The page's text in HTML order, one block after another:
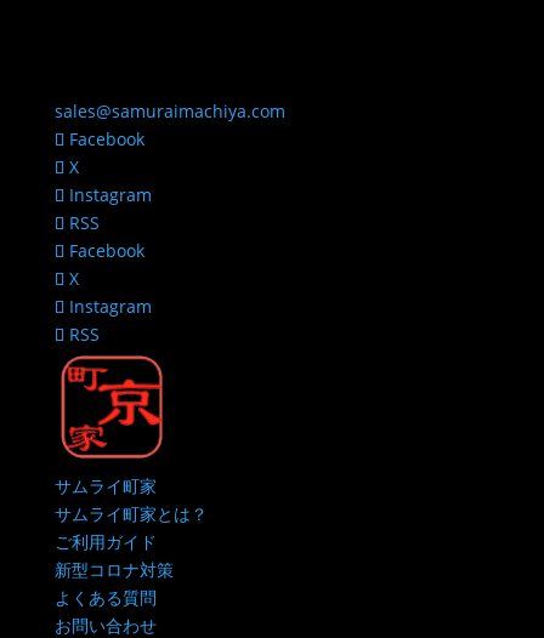
sales@samuraimachiya.com
Facebook
X
Instagram
RSS
Facebook
X
Instagram
RSS
サムライ町家
サムライ町家とは？
ご利用ガイド
新型コロナ対策
よくある質問
お問い合わせ